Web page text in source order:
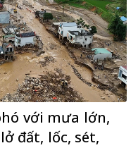
với mưa lớn,
đất, lốc, sét,